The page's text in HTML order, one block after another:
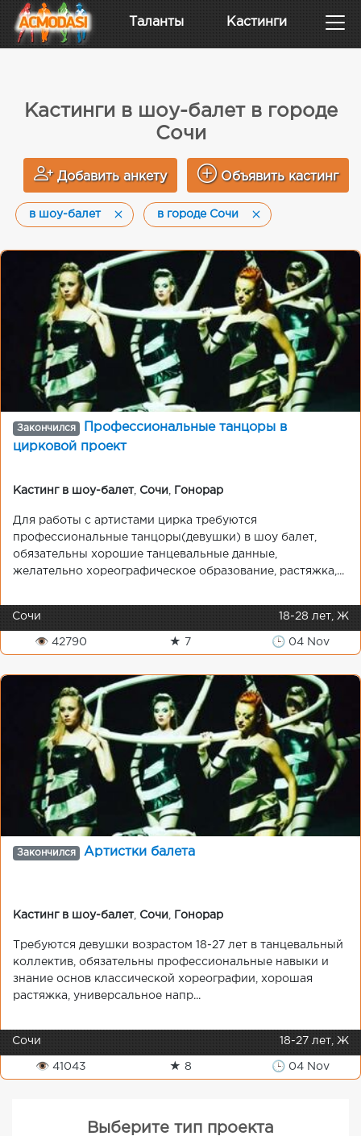
Таланты Кастинги
Кастинги в шоу-балет в городе
Сочи
Добавить анкету Объявить кастинг
в шоу-балет в городе Сочи
Закончился
Профессиональные танцоры в
цирковой проект
Кастинг в шоу-балет, Сочи Гонорар
Для работы с артистами цирка требуются
профессиональные танцоры(девушки) в шоу балет,
обязательны хорошие танцевальные данные,
желательно хореографическое образование, растяжка,...
Сочи 18-28 лет, Ж
👁 42790 ★ 7 🕒 04 Nov
Закончился Артистки балета
Кастинг в шоу-балет, Сочи Гонорар
Требуются девушки возрастом 18-27 лет в танцевальный
коллектив, обязательны профессиональные навыки и
знание основ классической хореографии, хорошая
растяжка, универсальное напр...
Сочи 18-27 лет, Ж
👁 41043 ★ 8 🕒 04 Nov
Выберите тип проекта